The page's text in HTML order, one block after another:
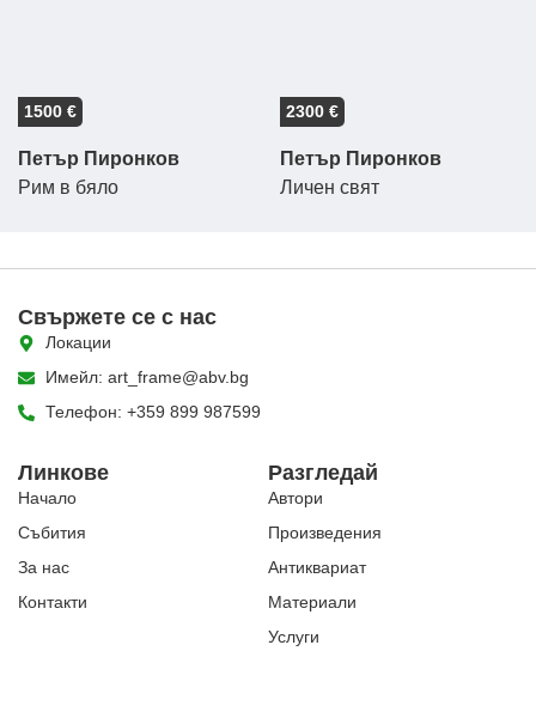
1500 €
Петър Пиронков
Рим в бяло
2300 €
Петър Пиронков
Личен свят
Разгледай
Автори
Произведения
Антиквариат
Материали
Услуги
Линкове
Начало
Събития
За нас
Контакти
Свържете се с нас
Локации
Имейл: art_frame@abv.bg
Телефон: +359 899 987599